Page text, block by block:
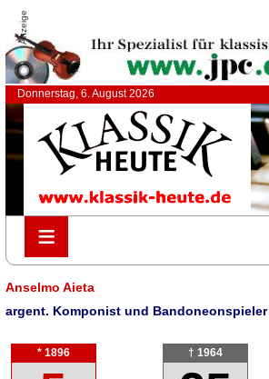
Anzeige
Donnerstag, 6. August 2026
≡
≡
Anselmo Aieta
argent. Komponist und Bandoneonspieler
* 1896 † 1964